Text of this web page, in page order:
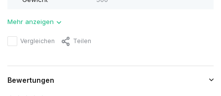
Mehr anzeigen
Vergleichen Teilen
Bewertungen